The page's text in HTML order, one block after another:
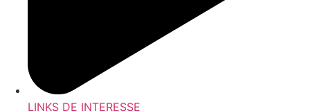
LINKS DE INTERESSE